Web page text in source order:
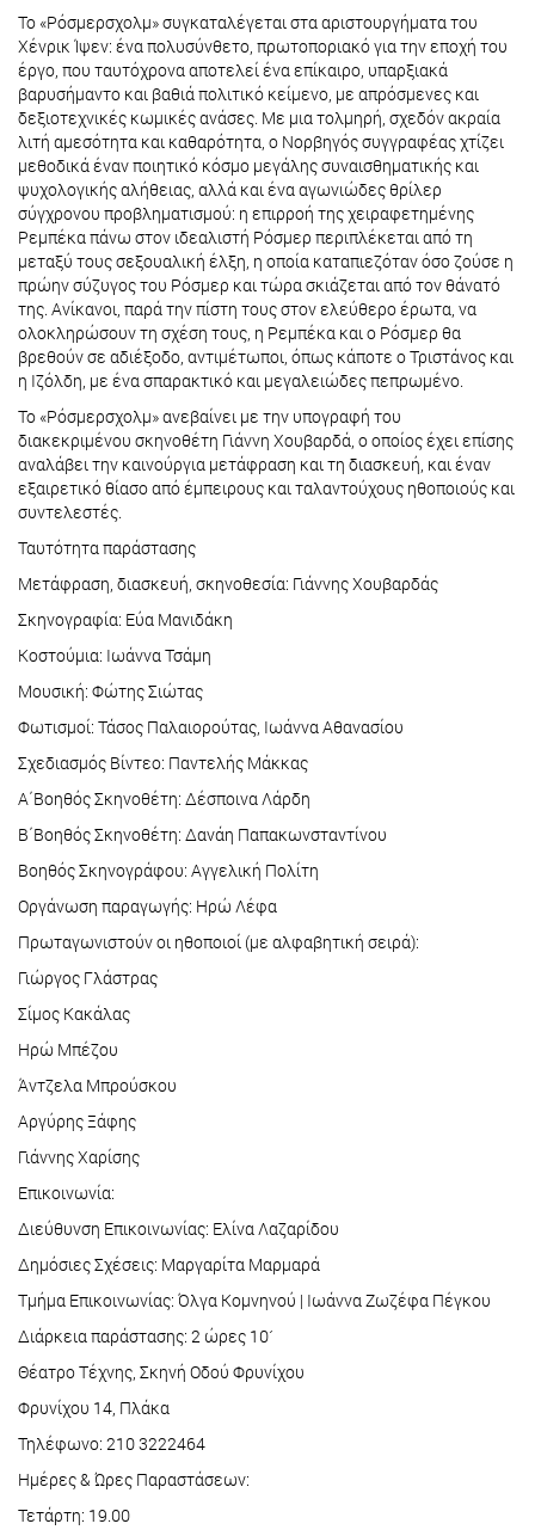
Το «Ρόσμερσχολμ» συγκαταλέγεται στα αριστουργήματα του
Χένρικ Ίψεν: ένα πολυσύνθετο, πρωτοποριακό για την εποχή του
έργο, που ταυτόχρονα αποτελεί ένα επίκαιρο, υπαρξιακά
βαρυσήμαντο και βαθιά πολιτικό κείμενο, με απρόσμενες και
δεξιοτεχνικές κωμικές ανάσες. Με μια τολμηρή, σχεδόν ακραία
λιτή αμεσότητα και καθαρότητα, ο Νορβηγός συγγραφέας χτίζει
μεθοδικά έναν ποιητικό κόσμο μεγάλης συναισθηματικής και
ψυχολογικής αλήθειας, αλλά και ένα αγωνιώδες θρίλερ
σύγχρονου προβληματισμού: η επιρροή της χειραφετημένης
Ρεμπέκα πάνω στον ιδεαλιστή Ρόσμερ περιπλέκεται από τη
μεταξύ τους σεξουαλική έλξη, η οποία καταπιεζόταν όσο ζούσε η
πρώην σύζυγος του Ρόσμερ και τώρα σκιάζεται από τον θάνατό
της. Ανίκανοι, παρά την πίστη τους στον ελεύθερο έρωτα, να
ολοκληρώσουν τη σχέση τους, η Ρεμπέκα και ο Ρόσμερ θα
βρεθούν σε αδιέξοδο, αντιμέτωποι, όπως κάποτε ο Τριστάνος και
η Ιζόλδη, με ένα σπαρακτικό και μεγαλειώδες πεπρωμένο.
Το «Ρόσμερσχολμ» ανεβαίνει με την υπογραφή του
διακεκριμένου σκηνοθέτη Γιάννη Χουβαρδά, ο οποίος έχει επίσης
αναλάβει την καινούργια μετάφραση και τη διασκευή, και έναν
εξαιρετικό θίασο από έμπειρους και ταλαντούχους ηθοποιούς και
συντελεστές.
Ταυτότητα παράστασης
Μετάφραση, διασκευή, σκηνοθεσία: Γιάννης Χουβαρδάς
Σκηνογραφία: Εύα Μανιδάκη
Κοστούμια: Ιωάννα Τσάμη
Μουσική: Φώτης Σιώτας
Φωτισμοί: Τάσος Παλαιορούτας, Ιωάννα Αθανασίου
Σχεδιασμός Βίντεο: Παντελής Μάκκας
Α΄Βοηθός Σκηνοθέτη: Δέσποινα Λάρδη
Β΄Βοηθός Σκηνοθέτη: Δανάη Παπακωνσταντίνου
Βοηθός Σκηνογράφου: Αγγελική Πολίτη
Οργάνωση παραγωγής: Ηρώ Λέφα
Πρωταγωνιστούν οι ηθοποιοί (με αλφαβητική σειρά):
Γιώργος Γλάστρας
Σίμος Κακάλας
Ηρώ Μπέζου
Άντζελα Μπρούσκου
Αργύρης Ξάφης
Γιάννης Χαρίσης
Επικοινωνία:
Διεύθυνση Επικοινωνίας: Ελίνα Λαζαρίδου
Δημόσιες Σχέσεις: Μαργαρίτα Μαρμαρά
Τμήμα Επικοινωνίας: Όλγα Κομνηνού | Ιωάννα Ζωζέφα Πέγκου
Διάρκεια παράστασης: 2 ώρες 10´
Θέατρο Τέχνης, Σκηνή Οδού Φρυνίχου
Φρυνίχου 14, Πλάκα
Τηλέφωνο: 210 3222464
Ημέρες & Ώρες Παραστάσεων:
Τετάρτη: 19.00